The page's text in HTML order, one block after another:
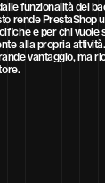
funzionalità del
rende PrestaShop
e per chi vuole
alla propria
vantaggio, ma